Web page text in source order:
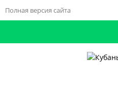
Полная версия сайта